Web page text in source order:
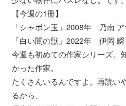
【今週の1冊】
「シャボン玉」2008年 乃南 ア
「白い闇の獣」2022年 伊岡 瞬
今週も初めての作家シリーズ。
かった作家。
たくさんいるんですよ。再読い
るから、